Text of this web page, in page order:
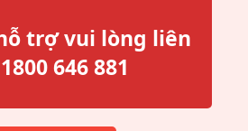
trợ vui lòng liên
1800 646 881